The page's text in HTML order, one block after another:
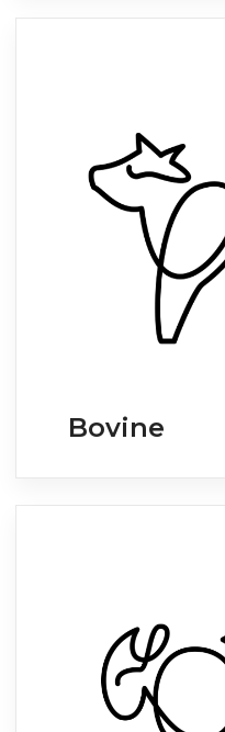
Bovine